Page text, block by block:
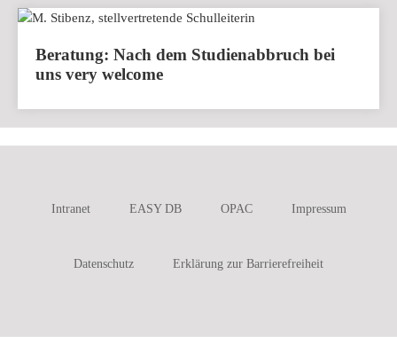
Beratung: Nach dem Studienabbruch bei
uns very welcome
Intranet EASY DB OPAC Impressum
Datenschutz Erklärung zur Barrierefreiheit